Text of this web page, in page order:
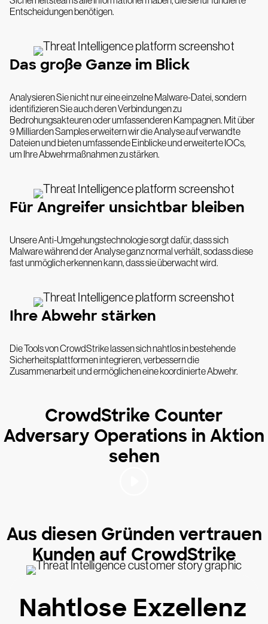
Entscheidungen benötigen.
Das große Ganze im Blick
Analysieren Sie nicht nur eine einzelne Malware-Datei, sondern
identifizieren Sie auch deren Verbindungen zu
Bedrohungsakteuren oder umfassenderen Kampagnen. Mit über
9 Milliarden Samples erweitern wir die Analyse auf verwandte
Dateien und bieten umfassende Einblicke und erweiterte IOCs,
um Ihre Abwehrmaßnahmen zu stärken.
Für Angreifer unsichtbar bleiben
Unsere Anti-Umgehungstechnologie sorgt dafür, dass sich
Malware während der Analyse ganz normal verhält, sodass diese
fast unmöglich erkennen kann, dass sie überwacht wird.
Ihre Abwehr stärken
Die Tools von CrowdStrike lassen sich nahtlos in bestehende
Sicherheitsplattformen integrieren, verbessern die
Zusammenarbeit und ermöglichen eine koordinierte Abwehr.
CrowdStrike Counter
Adversary Operations in Aktion
sehen
Aus diesen Gründen vertrauen
Kunden auf CrowdStrike
Nahtlose Exzellenz